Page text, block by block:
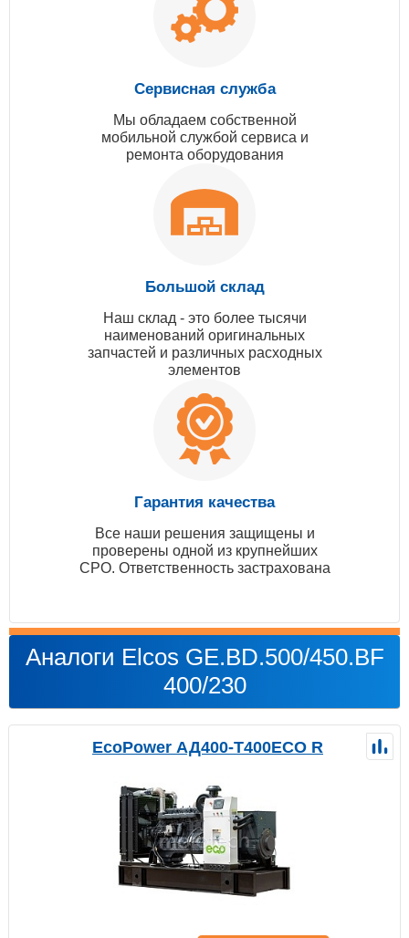
Сервисная служба
Мы обладаем собственной
мобильной службой сервиса и
ремонта оборудования
Большой склад
Наш склад - это более тысячи
наименований оригинальных
запчастей и различных расходных
элементов
Гарантия качества
Все наши решения защищены и
проверены одной из крупнейших
СРО. Ответственность застрахована
Аналоги Elcos GE.BD.500/450.BF
400/230
EcoPower АД400-T400ECO R